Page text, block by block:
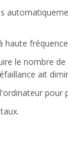
haute
le nombre
ait
pour